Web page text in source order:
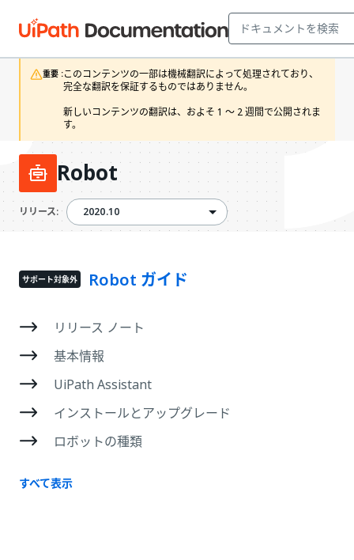
重要 :このコンテンツの一部は機械翻訳によって処理されており、
完全な翻訳を保証するものではありません。
新しいコンテンツの翻訳は、およそ 1 ～ 2 週間で公開されま
す。
Robot
リリース:2020.102020.10
サポート対象外 Robot ガイド
リリース ノート
基本情報
UiPath Assistant
インストールとアップグレード
ロボットの種類
すべて表示